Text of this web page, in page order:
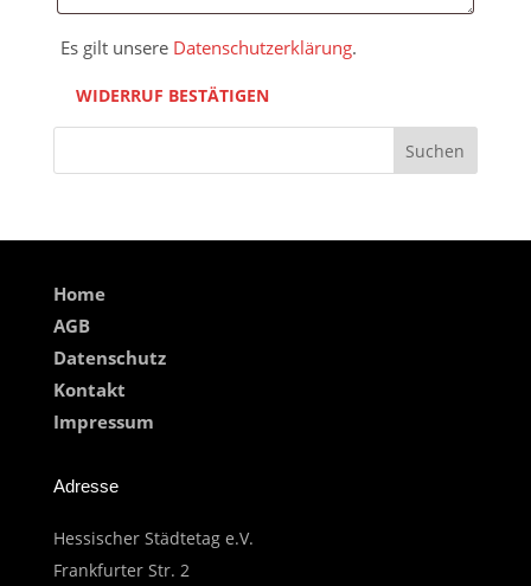
Es gilt unsere Datenschutzerklärung.
WIDERRUF BESTÄTIGEN
Suchen
Home
AGB
Datenschutz
Kontakt
Impressum
Adresse
Hessischer Städtetag e.V.
Frankfurter Str. 2